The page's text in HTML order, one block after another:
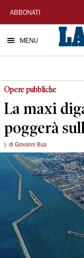
La
Nuova
Sardegna
ABBONATI
MENU
Opere pubbliche
La maxi
poggerà
di Giovanni Bua